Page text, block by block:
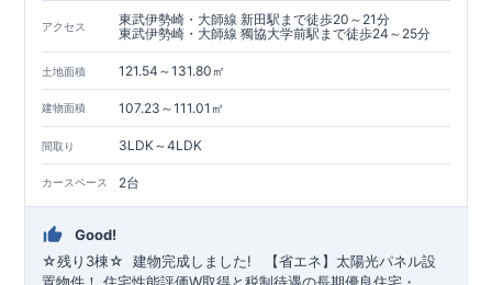
【国が定めた７つの技術基準をクリア
】 １
２劣化対
策/３維持管理性 ４住宅面積/５省エネルギー性/６居住環境/７
持保全管理​ ​■住宅性能評価ダブル取得​スマートフォンで見やす
い特設サイトはこちら★​物件のご案内は、
です☆​スムーズにご案内が可能♪​お気軽にお問い合わせくださ
い♪
お問い合わせお待ちしております
※未完成の場合は、現地確認の他に近くにある同仕様の完成物
件をご案内致します。
アクセス
東武伊勢崎・大師線 新田駅まで徒歩20～21分
東武伊勢崎・大師線 獨協大学前駅まで徒歩24～25分
土地面積 121.54～131.80㎡
建物面積 107.23～111.01㎡
間取り 3LDK～4LDK
カースペース 2台
Good!
☆残り 3棟☆ ​ ​建物完成しました!
【省エネ】太陽光パネル設